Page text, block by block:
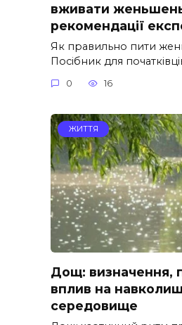
вживати
рекомендації
Як правильно пити
Посібник для
0 16
ЖИТТЯ
Дощ: визначення,
вплив на
середовище